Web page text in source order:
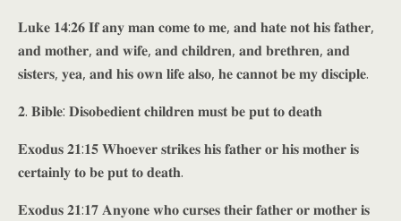
𝐋𝐮𝐤𝐞 𝟏𝟒:𝟐𝟔 𝐈𝐟 𝐚𝐧𝐲 𝐦𝐚𝐧 𝐜𝐨𝐦𝐞 𝐭𝐨 𝐦𝐞, 𝐚𝐧𝐝 𝐡𝐚𝐭𝐞 𝐧𝐨𝐭 𝐡𝐢𝐬 𝐟𝐚𝐭𝐡𝐞𝐫,
𝐚𝐧𝐝 𝐦𝐨𝐭𝐡𝐞𝐫, 𝐚𝐧𝐝 𝐰𝐢𝐟𝐞, 𝐚𝐧𝐝 𝐜𝐡𝐢𝐥𝐝𝐫𝐞𝐧, 𝐚𝐧𝐝 𝐛𝐫𝐞𝐭𝐡𝐫𝐞𝐧, 𝐚𝐧𝐝
𝐬𝐢𝐬𝐭𝐞𝐫𝐬, 𝐲𝐞𝐚, 𝐚𝐧𝐝 𝐡𝐢𝐬 𝐨𝐰𝐧 𝐥𝐢𝐟𝐞 𝐚𝐥𝐬𝐨, 𝐡𝐞 𝐜𝐚𝐧𝐧𝐨𝐭 𝐛𝐞 𝐦𝐲 𝐝𝐢𝐬𝐜𝐢𝐩𝐥𝐞.
𝟐. 𝐁𝐢𝐛𝐥𝐞: 𝐃𝐢𝐬𝐨𝐛𝐞𝐝𝐢𝐞𝐧𝐭 𝐜𝐡𝐢𝐥𝐝𝐫𝐞𝐧 𝐦𝐮𝐬𝐭 𝐛𝐞 𝐩𝐮𝐭 𝐭𝐨 𝐝𝐞𝐚𝐭𝐡
𝐄𝐱𝐨𝐝𝐮𝐬 𝟐𝟏:𝟏𝟓 𝐖𝐡𝐨𝐞𝐯𝐞𝐫 𝐬𝐭𝐫𝐢𝐤𝐞𝐬 𝐡𝐢𝐬 𝐟𝐚𝐭𝐡𝐞𝐫 𝐨𝐫 𝐡𝐢𝐬 𝐦𝐨𝐭𝐡𝐞𝐫 𝐢𝐬
𝐜𝐞𝐫𝐭𝐚𝐢𝐧𝐥𝐲 𝐭𝐨 𝐛𝐞 𝐩𝐮𝐭 𝐭𝐨 𝐝𝐞𝐚𝐭𝐡.
𝐄𝐱𝐨𝐝𝐮𝐬 𝟐𝟏:𝟏𝟕 𝐀𝐧𝐲𝐨𝐧𝐞 𝐰𝐡𝐨 𝐜𝐮𝐫𝐬𝐞𝐬 𝐭𝐡𝐞𝐢𝐫 𝐟𝐚𝐭𝐡𝐞𝐫 𝐨𝐫 𝐦𝐨𝐭𝐡𝐞𝐫 𝐢𝐬